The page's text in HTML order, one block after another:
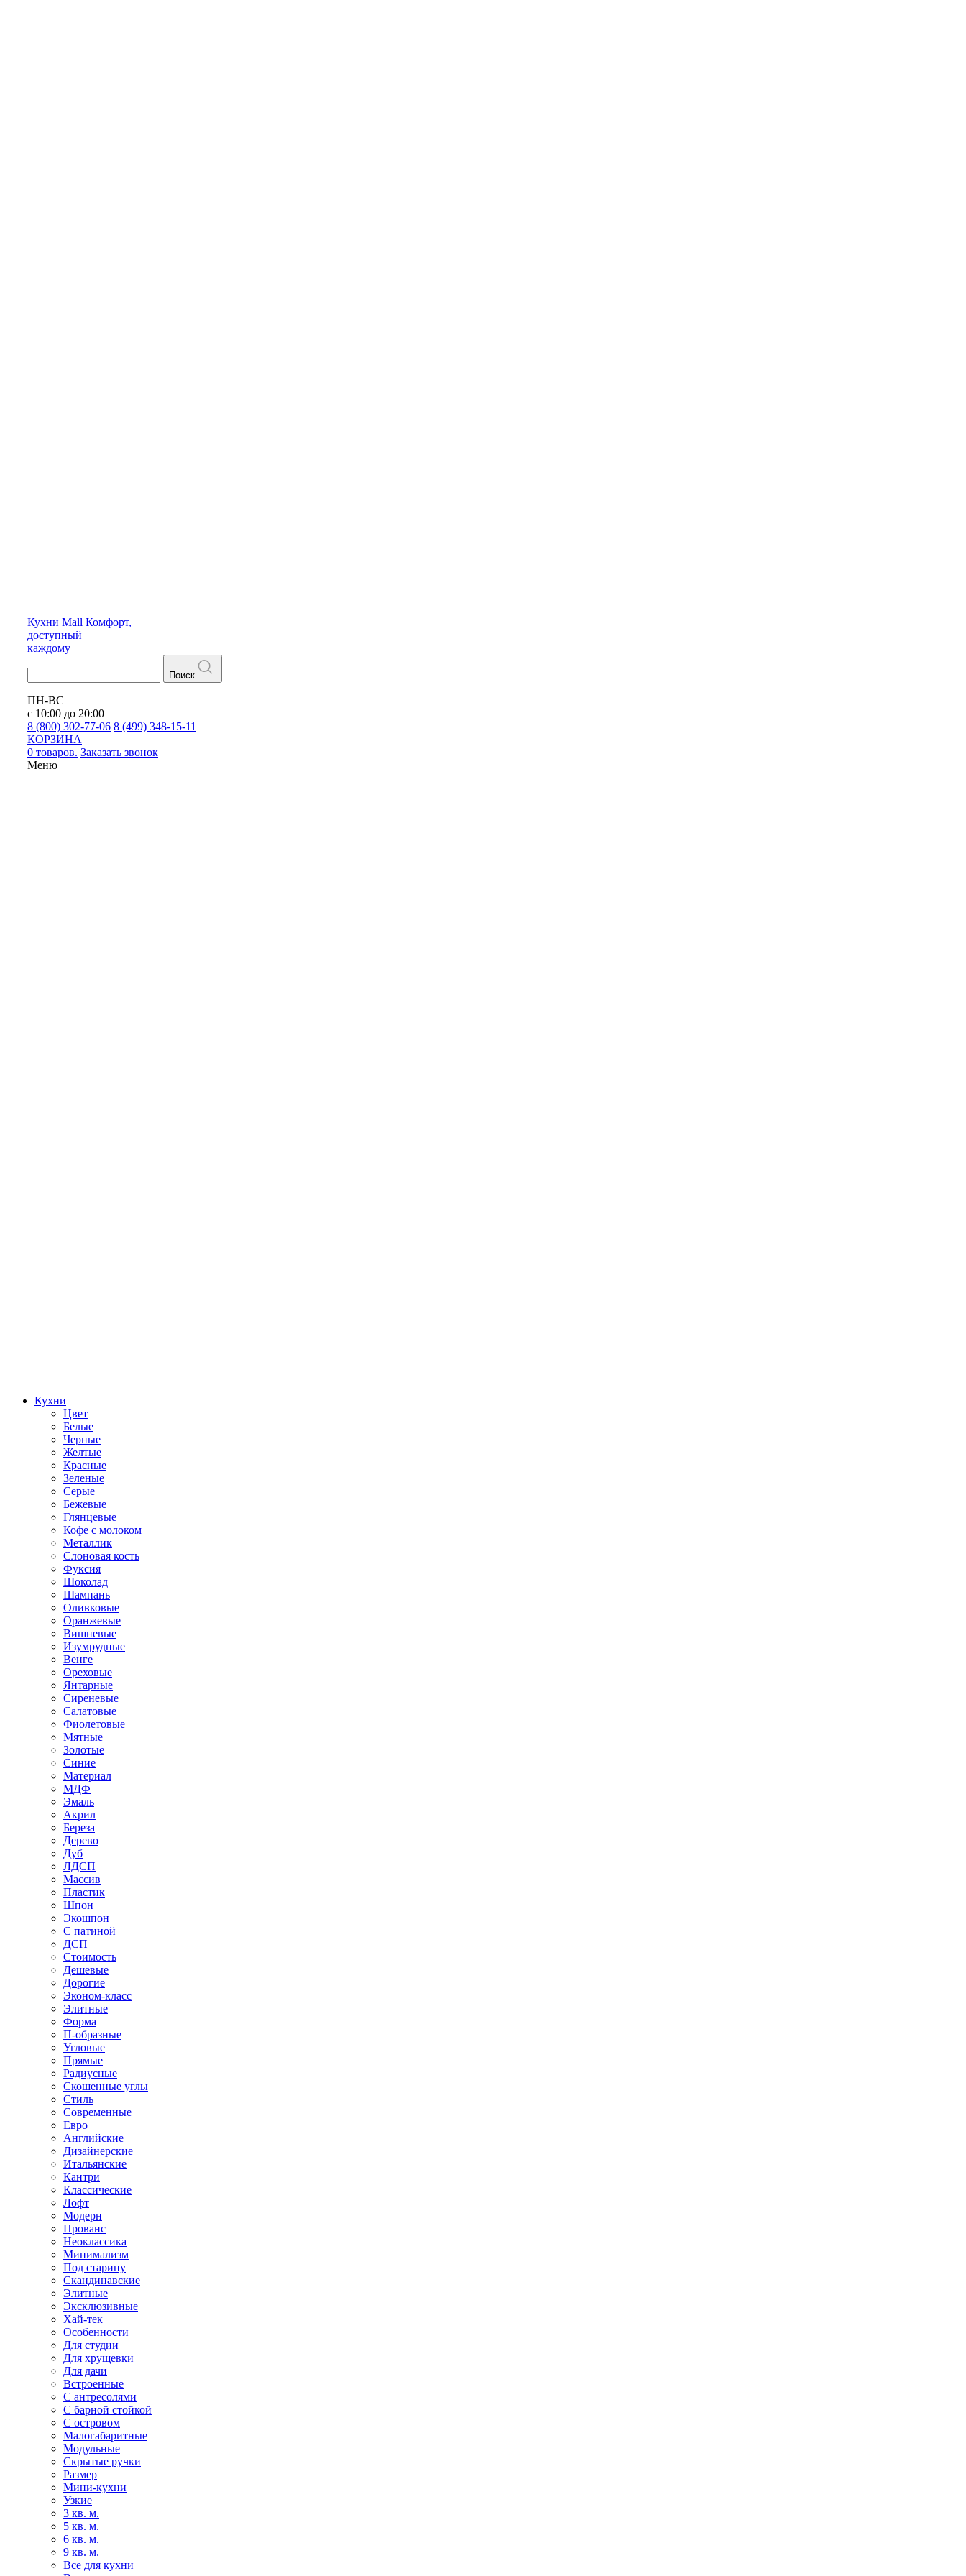
Кухни Mall Комфорт,
доступный
каждому
Поиск
ПН-ВС
с 10:00 до 20:00
8 (800) 302-77-06 8 (499) 348-15-11
КОРЗИНА
0 товаров. Заказать звонок
Меню
Кухни
Цвет
Белые
Черные
Желтые
Красные
Зеленые
Серые
Бежевые
Глянцевые
Кофе с молоком
Металлик
Слоновая кость
Фуксия
Шоколад
Шампань
Оливковые
Оранжевые
Вишневые
Изумрудные
Венге
Ореховые
Янтарные
Сиреневые
Салатовые
Фиолетовые
Мятные
Золотые
Синие
Материал
МДФ
Эмаль
Акрил
Береза
Дерево
Дуб
ЛДСП
Массив
Пластик
Шпон
Экошпон
С патиной
ДСП
Стоимость
Дешевые
Дорогие
Эконом-класс
Элитные
Форма
П-образные
Угловые
Прямые
Радиусные
Скошенные углы
Стиль
Современные
Евро
Английские
Дизайнерские
Итальянские
Кантри
Классические
Лофт
Модерн
Прованс
Неоклассика
Минимализм
Под старину
Скандинавские
Элитные
Эксклюзивные
Хай-тек
Особенности
Для студии
Для хрущевки
Для дачи
Встроенные
С антресолями
С барной стойкой
С островом
Малогабаритные
Модульные
Скрытые ручки
Размер
Мини-кухни
Узкие
3 кв. м.
5 кв. м.
6 кв. м.
9 кв. м.
Все для кухни